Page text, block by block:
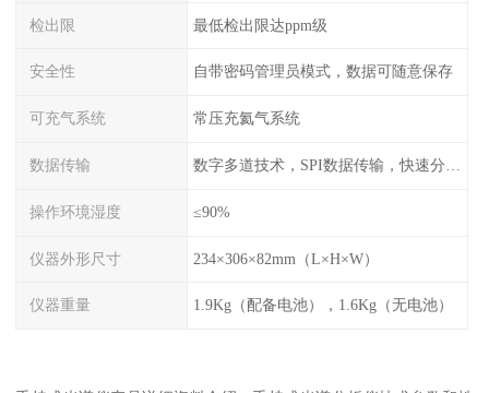
检出限 最低检出限达ppm级
安全性 自带密码管理员模式，数据可随意保存
可充气系统 常压充氦气系统
数据传输
操作环境湿度 ≤90%
仪器外形尺寸 234×306×82mm（L×H×W）
仪器重量 1.9Kg（配备电池），1.6Kg（无电池）